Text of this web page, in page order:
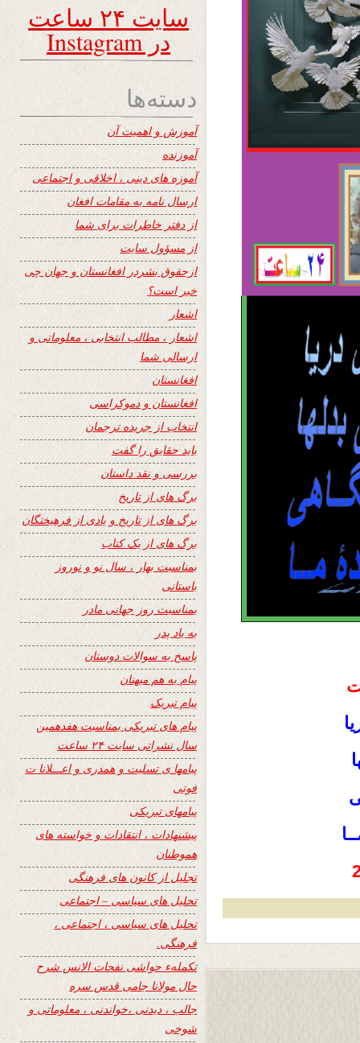
سایت ۲۴ ساعت
در Instagram
دسته‌ها
آموزش و اهمیت آن
آموزنده
آموزه های دینی ، اخلاقی و اجتماعی
ارسال نامه به مقامات افغان
از دفتر خاطرات برای شما
از مسؤول سایت
ازحقوق بشردر افغانستان و جهان چی
خبر است؟
اشعار
اشعار ، مطالب انتخابی ، معلوماتی و
ارسالی شما
افغانستان
افغانستان و دموکراسی
انتخاب از جریده ترجمان
باید حقایق را گفت
بررسی و نقد داستان
برگ های از تاریخ
برگ های از تاریخ و یادی از فرهیختگان
برگ های از یک کتاب
بمناسبت بهار ، سال نو و نوروز
باستانی
بمناسبت روز جهانی مادر
به یاد پدر
پاسخ به سوالات دوستان
پیام به هم میهنان
پیام تبریک
پیام های تبریکی بمناسبت هفدهمین
سال نشراتی سایت ۲۴ ساعت
پیامها ی تسلیت و همدری و اعـــلانا ت
فوتی
پیامهای تبریکی
پیشنهادات ، انتقادات و خواسته های
هموطنان
تجلیل از کانون های فرهنگی
تحلیل های سیاسی – اجتماعی
تحلیل های سیاسی ، اجتماعی ،
فرهنگی.
تکملهء حواشی نفحات الانس شرح
حال مولانا جامی قدس سره
جالب ، دیدنی ،خواندنی ، معلوماتی و
شوخی